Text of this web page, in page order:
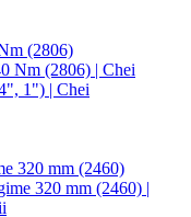
(2806)
320 mm (2460)